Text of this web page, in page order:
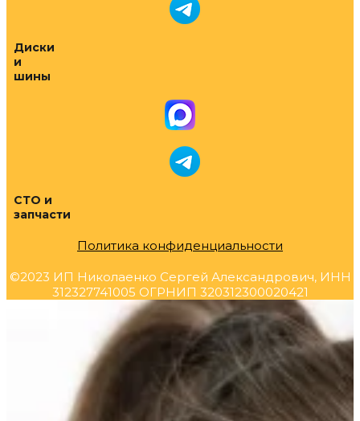
Диски
и
шины
СТО и
запчасти
Политика конфиденциальности
©2023 ИП Николаенко Сергей Александрович, ИНН
312327741005 ОГРНИП 320312300020421